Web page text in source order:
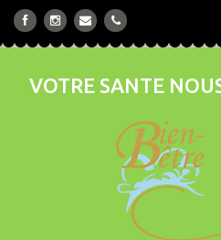
VOTRE SANTE